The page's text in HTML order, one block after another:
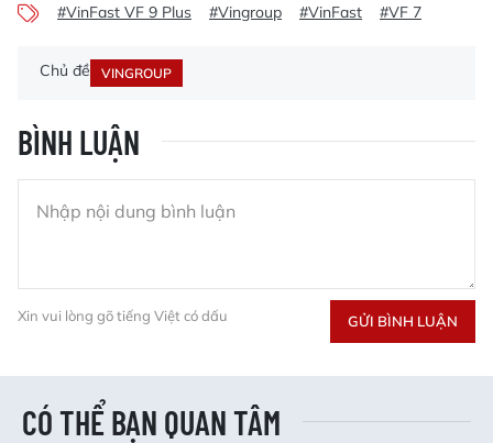
#VinFast VF 9 Plus #Vingroup #VinFast #VF 7
Chủ đề VINGROUP
BÌNH LUẬN
Xin vui lòng gõ tiếng Việt có dấu GỬI BÌNH LUẬN
CÓ THỂ BẠN QUAN TÂM